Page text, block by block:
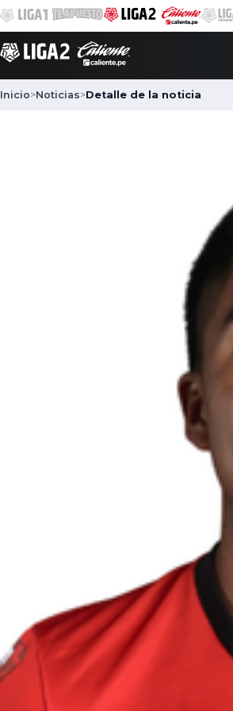
Inicio>Noticias>Detalle de la noticia